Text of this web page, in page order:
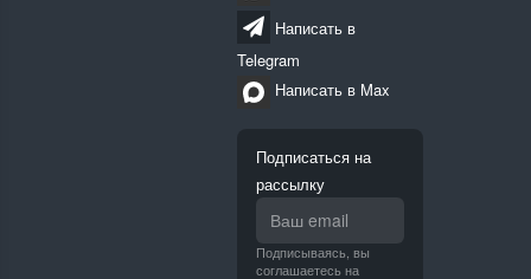
Написать в
Telegram
Написать в Max
Подписаться на
рассылку
Подписываясь, вы
соглашаетесь на